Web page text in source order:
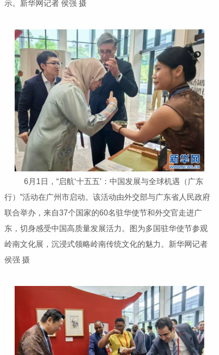
示。新华网记者 侯强 摄
6月1日，“启航‘十五五’：中国发展与全球机遇（广东
行）”活动在广州市启动。该活动由外交部与广东省人民政府
联合举办，来自37个国家的60名驻华使节和外交官走进广
东，切身感受中国高质量发展活力。图为多国驻华使节参观
岭南文化展，沉浸式领略岭南传统文化的魅力。新华网记者
侯强 摄